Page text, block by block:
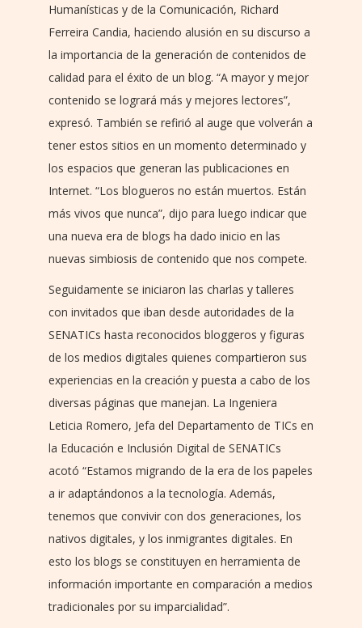
Humanísticas y de la Comunicación, Richard
Ferreira Candia, haciendo alusión en su discurso a
la importancia de la generación de contenidos de
calidad para el éxito de un blog. “A mayor y mejor
contenido se logrará más y mejores lectores”,
expresó. También se refirió al auge que volverán a
tener estos sitios en un momento determinado y
los espacios que generan las publicaciones en
Internet. “Los blogueros no están muertos. Están
más vivos que nunca”, dijo para luego indicar que
una nueva era de blogs ha dado inicio en las
nuevas simbiosis de contenido que nos compete.
Seguidamente se iniciaron las charlas y talleres
con invitados que iban desde autoridades de la
SENATICs hasta reconocidos bloggeros y figuras
de los medios digitales quienes compartieron sus
experiencias en la creación y puesta a cabo de los
diversas páginas que manejan. La Ingeniera
Leticia Romero, Jefa del Departamento de TICs en
la Educación e Inclusión Digital de SENATICs
acotó “Estamos migrando de la era de los papeles
a ir adaptándonos a la tecnología. Además,
tenemos que convivir con dos generaciones, los
nativos digitales, y los inmigrantes digitales. En
esto los blogs se constituyen en herramienta de
información importante en comparación a medios
tradicionales por su imparcialidad”.